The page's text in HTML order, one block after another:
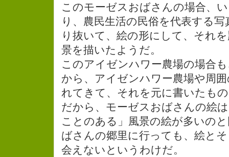
このモーゼスおばさんの場合、
り、農民生活の民俗を代表する
り抜いて、絵の形にして、それ
景を描いたようだ。
このアイゼンハワー農場の場合
から、アイゼンハワー農場や周
れてきて、それを元に書いたも
だから、モーゼスおばさんの絵
ことのある」風景の絵が多いの
ばさんの郷里に行っても、絵と
会えないというわけだ。